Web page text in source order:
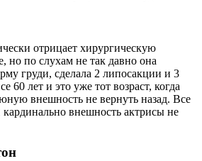
отрицает хирургическую
но по слухам не так давно она
груди, сделала 2 липосакции и 3
60 лет и это уже тот возраст, когда
внешность не вернуть назад. Все
внешность актрисы не